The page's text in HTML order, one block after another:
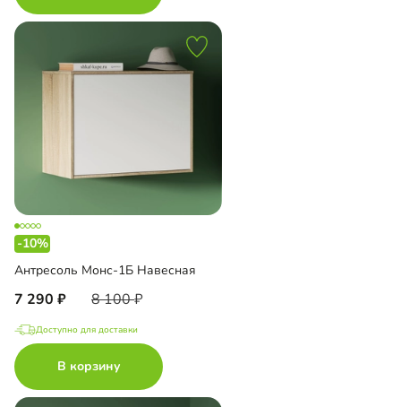
-10%
Антресоль Монс-1Б Навесная
7 290 8 100
Доступно для доставки
В корзину